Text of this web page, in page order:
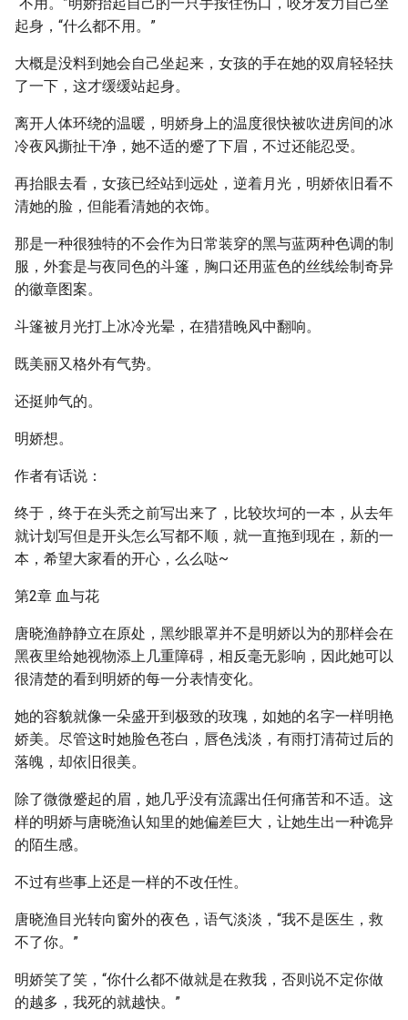
起身，“什么都不用。”
大概是没料到她会自己坐起来，女孩的手在她的双肩轻轻扶
了一下，这才缓缓站起身。
离开人体环绕的温暖，明娇身上的温度很快被吹进房间的冰
冷夜风撕扯干净，她不适的蹙了下眉，不过还能忍受。
再抬眼去看，女孩已经站到远处，逆着月光，明娇依旧看不
清她的脸，但能看清她的衣饰。
那是一种很独特的不会作为日常装穿的黑与蓝两种色调的制
服，外套是与夜同色的斗篷，胸口还用蓝色的丝线绘制奇异
的徽章图案。
斗篷被月光打上冰冷光晕，在猎猎晚风中翻响。
既美丽又格外有气势。
还挺帅气的。
明娇想。
作者有话说：
终于，终于在头秃之前写出来了，比较坎坷的一本，从去年
就计划写但是开头怎么写都不顺，就一直拖到现在，新的一
本，希望大家看的开心，么么哒~
第2章 血与花
唐晓渔静静立在原处，黑纱眼罩并不是明娇以为的那样会在
黑夜里给她视物添上几重障碍，相反毫无影响，因此她可以
很清楚的看到明娇的每一分表情变化。
她的容貌就像一朵盛开到极致的玫瑰，如她的名字一样明艳
娇美。尽管这时她脸色苍白，唇色浅淡，有雨打清荷过后的
落魄，却依旧很美。
除了微微蹙起的眉，她几乎没有流露出任何痛苦和不适。这
样的明娇与唐晓渔认知里的她偏差巨大，让她生出一种诡异
的陌生感。
不过有些事上还是一样的不改任性。
唐晓渔目光转向窗外的夜色，语气淡淡，“我不是医生，救
不了你。”
明娇笑了笑，“你什么都不做就是在救我，否则说不定你做
的越多，我死的就越快。”